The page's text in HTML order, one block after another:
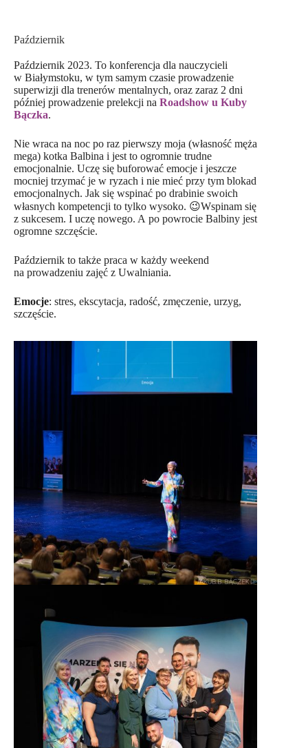
Październik
Październik 2023. To konferencja dla nauczycieli
w Białymstoku, w tym samym czasie prowadzenie
superwizji dla trenerów mentalnych, oraz zaraz 2 dni
później prowadzenie prelekcji na Roadshow u Kuby
Bączka.
Nie wraca na noc po raz pierwszy moja (własność męża
mega) kotka Balbina i jest to ogromnie trudne
emocjonalnie. Uczę się buforować emocje i jeszcze
mocniej trzymać je w ryzach i nie mieć przy tym blokad
emocjonalnych. Jak się wspinać po drabinie swoich
własnych kompetencji to tylko wysoko. 😉Wspinam się
z sukcesem. I uczę nowego. A po powrocie Balbiny jest
ogromne szczęście.
Październik to także praca w każdy weekend
na prowadzeniu zajęć z Uwalniania.
Emocje: stres, ekscytacja, radość, zmęczenie, urzyg,
szczęście.